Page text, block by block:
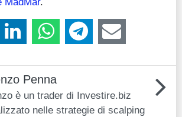
Penna
è un trader di Investire.biz
nelle strategie di scalping